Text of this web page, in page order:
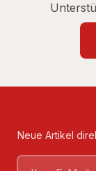
Neue Artikel